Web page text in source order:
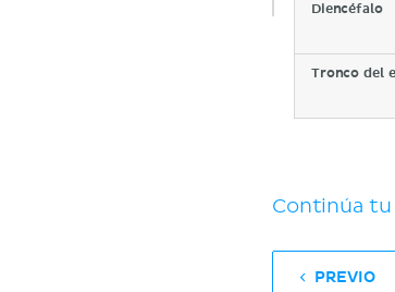
Diencéfalo
Tronco del
Continúa
PREVIO